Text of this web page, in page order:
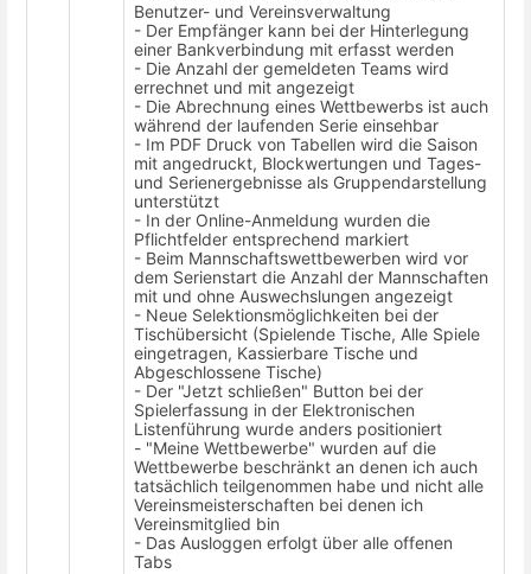
Benutzer- und Vereinsverwaltung
- Der Empfänger kann bei der Hinterlegung
einer Bankverbindung mit erfasst werden
- Die Anzahl der gemeldeten Teams wird
errechnet und mit angezeigt
- Die Abrechnung eines Wettbewerbs ist auch
während der laufenden Serie einsehbar
- Im PDF Druck von Tabellen wird die Saison
mit angedruckt, Blockwertungen und Tages-
und Serienergebnisse als Gruppendarstellung
unterstützt
- In der Online-Anmeldung wurden die
Pflichtfelder entsprechend markiert
- Beim Mannschaftswettbewerben wird vor
dem Serienstart die Anzahl der Mannschaften
mit und ohne Auswechslungen angezeigt
- Neue Selektionsmöglichkeiten bei der
Tischübersicht (Spielende Tische, Alle Spiele
eingetragen, Kassierbare Tische und
Abgeschlossene Tische)
- Der "Jetzt schließen" Button bei der
Spielerfassung in der Elektronischen
Listenführung wurde anders positioniert
- "Meine Wettbewerbe" wurden auf die
Wettbewerbe beschränkt an denen ich auch
tatsächlich teilgenommen habe und nicht alle
Vereinsmeisterschaften bei denen ich
Vereinsmitglied bin
- Das Ausloggen erfolgt über alle offenen
Tabs